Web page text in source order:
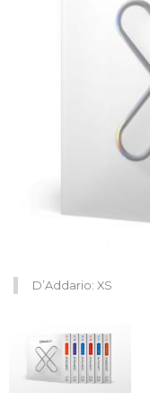
D’Addario: XS